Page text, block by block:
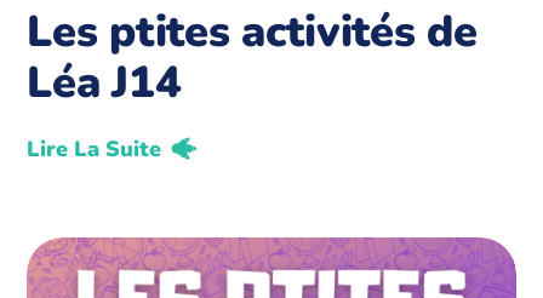
Les ptites activités de
Léa J14
Lire La Suite